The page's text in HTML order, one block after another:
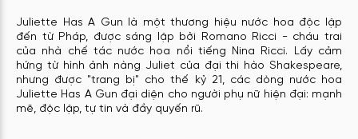
Juliette Has A Gun là một thương hiệu nước hoa độc lập
đến từ Pháp, được sáng lập bởi Romano Ricci - cháu trai
của nhà chế tác nước hoa nổi tiếng Nina Ricci. Lấy cảm
hứng từ hình ảnh nàng Juliet của đại thi hào Shakespeare,
nhưng được "trang bị" cho thế kỷ 21, các dòng nước hoa
Juliette Has A Gun đại diện cho người phụ nữ hiện đại: mạnh
mẽ, độc lập, tự tin và đầy quyến rũ.